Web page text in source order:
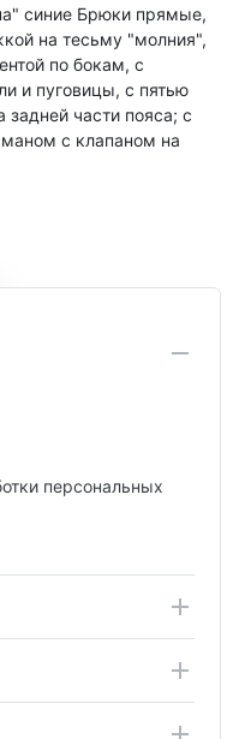
синие Брюки прямые,
на тесьму "молния",
по бокам, с
и пуговицы, с пятью
части пояса; с
с клапаном на
персональных